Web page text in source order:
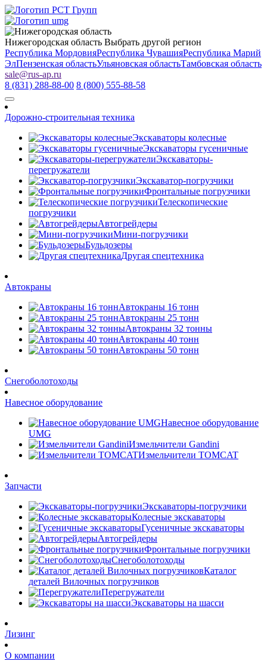
Нижегородская область Выбрать другой регион
Республика МордовияРеспублика ЧувашияРеспублика Марий
ЭлПензенская областьУльяновская областьТамбовская область
sale@rus-ap.ru
8 (831) 288-88-00 8 (800) 555-88-58
Дорожно-строительная техника
Экскаваторы колесные
Экскаваторы гусеничные
Экскаваторы-
перегружатели
Экскаватор-погрузчики
Фронтальные погрузчики
Телескопические
погрузчики
Автогрейдеры
Мини-погрузчики
Бульдозеры
Другая спецтехника
Автокраны
Автокраны 16 тонн
Автокраны 25 тонн
Автокраны 32 тонны
Автокраны 40 тонн
Автокраны 50 тонн
Снегоболотоходы
Навесное оборудование
Навесное оборудование
UMG
Измельчители Gandini
Измельчители TOMCAT
Запчасти
Экскаваторы-погрузчики
Колесные экскаваторы
Гусеничные экскаваторы
Автогрейдеры
Фронтальные погрузчики
Снегоболотоходы
Каталог
деталей Вилочных погрузчиков
Перегружатели
Экскаваторы на шасси
Лизинг
О компании